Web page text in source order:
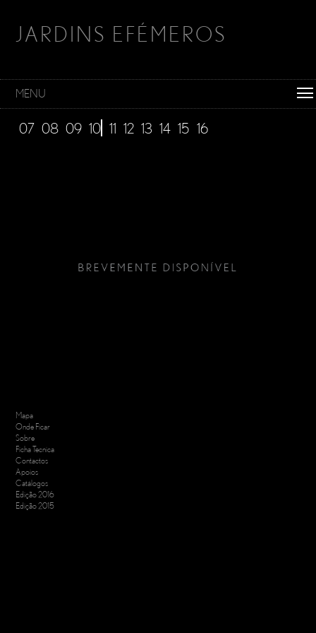
JARDINS EFÉMEROS
MENU
07 08 09 10 11 12 13 14 15 16
Mapa
Onde Ficar
Sobre
Ficha Tecnica
Contactos
Apoios
Catálogos
Edição 2016
Edição 2015